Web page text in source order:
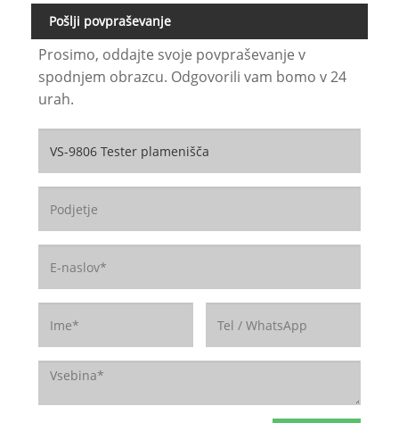
Pošlji povpraševanje
Prosimo, oddajte svoje povpraševanje v
spodnjem obrazcu. Odgovorili vam bomo v 24
urah.